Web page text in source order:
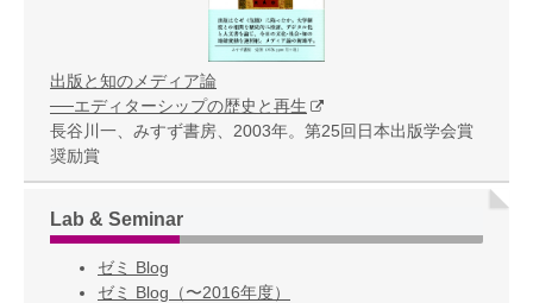
出版と知のメディア論
──エディターシップの歴史と再生
長谷川一、みすず書房、2003年。第25回日本出版学会賞
奨励賞
Lab & Seminar
ゼミ Blog
ゼミ Blog（〜2016年度）